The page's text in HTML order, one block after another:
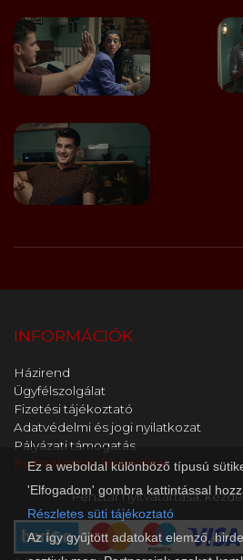
Ez a weboldal különböző típusú
'Elfogadom' gombra kattintással
Részletes süti tájékoztató
Az így gyűjtött adatokat elemző,
INFORMÁCIÓK
Házirend
Ügyfélszolgálat
Fizetési tájékoztató
Adatvédelmi és jogi nyilatkozat
Pályázati támogatás
Feliratkozás hírlevélre
Pénztár nyitvatartása: